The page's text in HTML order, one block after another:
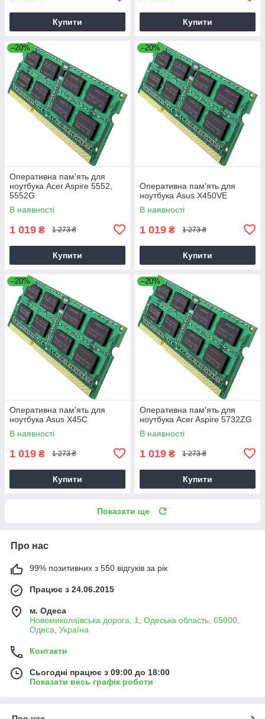
Купити Купити
–20%
Оперативна пам'ять для
ноутбука Acer Aspire 5552,
5552G
В наявності
1 019 ₴ 1 273 ₴
Купити
–20%
Оперативна пам'ять для
ноутбука Asus X450VE
В наявності
1 019 ₴ 1 273 ₴
Купити
–20%
Оперативна пам'ять для
ноутбука Asus X45C
В наявності
1 019 ₴ 1 273 ₴
Купити
–20%
Оперативна пам'ять для
ноутбука Acer Aspire 5732ZG
В наявності
1 019 ₴ 1 273 ₴
Купити
Показати ще
Про нас
99% позитивних з 550 відгуків за рік
Працює з 24.06.2015
м. Одеса
Новомиколаївська дорога, 1, Одеська область, 65000,
Одеса, Україна
Контакти
Сьогодні працює з 09:00 до 18:00
Показати весь графік роботи